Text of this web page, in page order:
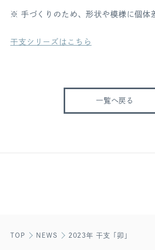
※ 手づくりのため、形状や模様に個体
干支シリーズはこちら
一覧へ戻る
TOP NEWS 2023年 干支「卯」